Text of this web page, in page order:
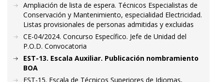
Ampliación de lista de espera. Técnicos Especialistas de
Conservación y Mantenimiento, especialidad Electricidad.
Listas provisionales de personas admitidas y excluidas
CE-04/2024. Concurso Específico. Jefe de Unidad del
P.O.D. Convocatoria
EST-13. Escala Auxiliar. Publicación nombramiento
BOA
EST-15. Escala de Técnicos Superiores de Idiomas,